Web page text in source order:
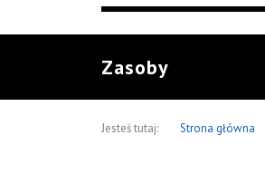
Zasoby
Jesteś tutaj: Strona główna